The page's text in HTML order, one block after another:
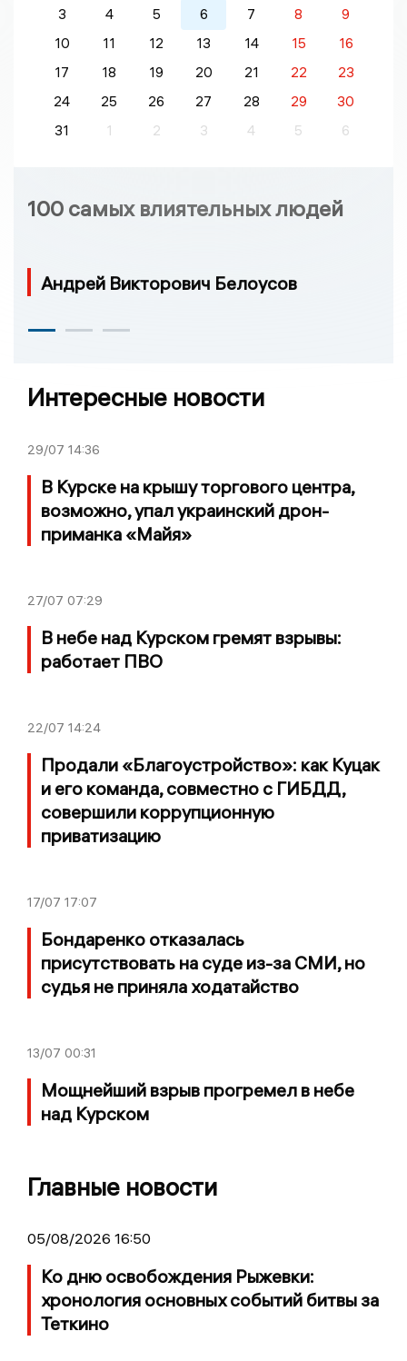
3
4 5 6 7 8
9
10
11 12 13 14 15
16
17
18 19 20 21 22
23
24
25 26 27 28 29
30
31
1 2 3 4 5 6
100 самых влиятельных людей
Андрей Викторович Белоусов
Интересные новости
29/07 14:36
В Курске на крышу торгового центра,
возможно, упал украинский дрон-
приманка «Майя»
27/07 07:29
В небе над Курском гремят взрывы:
работает ПВО
22/07 14:24
Продали «Благоустройство»: как Куцак
и его команда, совместно с ГИБДД,
совершили коррупционную
приватизацию
17/07 17:07
Бондаренко отказалась
присутствовать на суде из-за СМИ, но
судья не приняла ходатайство
13/07 00:31
Мощнейший взрыв прогремел в небе
над Курском
Главные новости
05/08/2026 16:50
Ко дню освобождения Рыжевки:
хронология основных событий битвы за
Теткино